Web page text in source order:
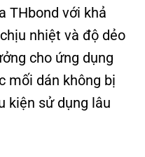
THbond với khả
nhiệt và độ dẻo
cho ứng dụng
mối dán không bị
kiện sử dụng lâu